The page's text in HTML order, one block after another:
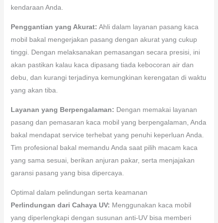
kendaraan Anda.
Penggantian yang Akurat: Ahli dalam layanan pasang kaca
mobil bakal mengerjakan pasang dengan akurat yang cukup
tinggi. Dengan melaksanakan pemasangan secara presisi, ini
akan pastikan kalau kaca dipasang tiada kebocoran air dan
debu, dan kurangi terjadinya kemungkinan kerengatan di waktu
yang akan tiba.
Layanan yang Berpengalaman: Dengan memakai layanan
pasang dan pemasaran kaca mobil yang berpengalaman, Anda
bakal mendapat service terhebat yang penuhi keperluan Anda.
Tim profesional bakal memandu Anda saat pilih macam kaca
yang sama sesuai, berikan anjuran pakar, serta menjajakan
garansi pasang yang bisa dipercaya.
Optimal dalam pelindungan serta keamanan
Perlindungan dari Cahaya UV: Menggunakan kaca mobil
yang diperlengkapi dengan susunan anti-UV bisa memberi